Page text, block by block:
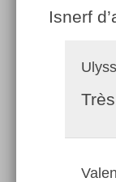
Isnerf